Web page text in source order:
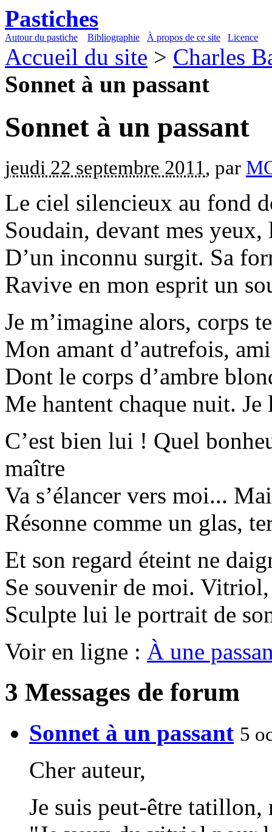
Pastiches
Autour du pastiche Bibliographie À propos de ce site Licence
Accueil du site > Charles
Sonnet à un passant
Sonnet à un passant
jeudi 22 septembre 2011, par
Le ciel silencieux au fond
Soudain, devant mes yeux,
D’un inconnu surgit. Sa
Ravive en mon esprit un
Je m’imagine alors, corps
Mon amant d’autrefois,
Dont le corps d’ambre
Me hantent chaque nuit. Je
C’est bien lui ! Quel
maître
Va s’élancer vers moi...
Résonne comme un glas,
Et son regard éteint ne
Se souvenir de moi.
Sculpte lui le portrait de
Voir en ligne : À une
3 Messages de forum
Sonnet à un passant 5
Cher auteur,
Je suis peut-être